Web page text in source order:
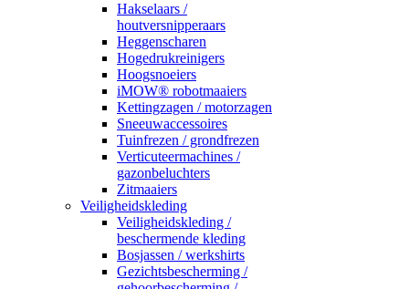
Hakselaars /
houtversnipperaars
Heggenscharen
Hogedrukreinigers
Hoogsnoeiers
iMOW® robotmaaiers
Kettingzagen / motorzagen
Sneeuwaccessoires
Tuinfrezen / grondfrezen
Verticuteermachines /
gazonbeluchters
Zitmaaiers
Veiligheidskleding
Veiligheidskleding /
beschermende kleding
Bosjassen / werkshirts
Gezichtsbescherming /